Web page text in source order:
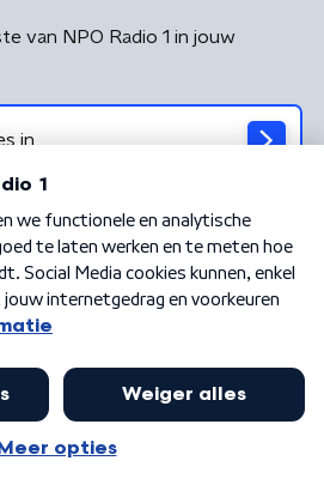
van NPO Radio 1 in jouw